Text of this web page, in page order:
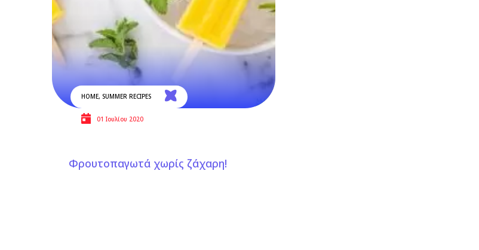
HOME, SUMMER RECIPES
01 Ιουλίου 2020
Φρουτοπαγωτά χωρίς ζάχαρη!